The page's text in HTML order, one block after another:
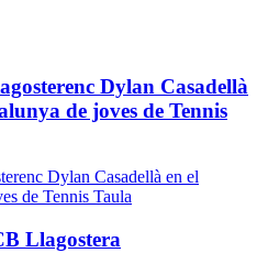
Dylan Casadellà
de joves de Tennis
Llagostera